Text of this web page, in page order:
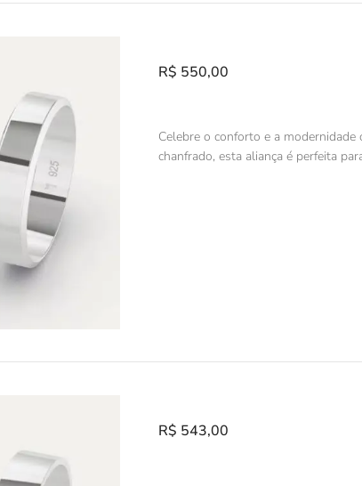
R$ 550,00
Celebre o conforto e a
chanfrado, esta aliança é perfeita
R$ 543,00